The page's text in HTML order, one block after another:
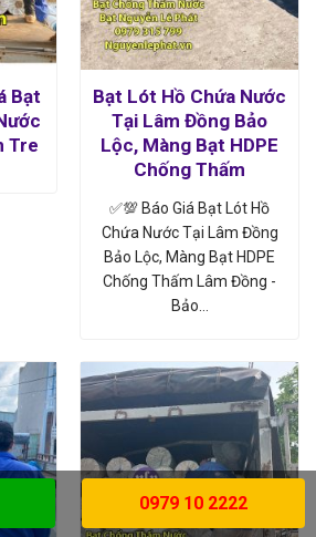
Bạt
Tre
Bạt Lót Hồ Chứa Nước
Tại Lâm Đồng Bảo
Lộc, Màng Bạt HDPE
Chống Thấm
✅💯 Báo Giá Bạt Lót Hồ
Chứa Nước Tại Lâm Đồng
Bảo Lộc, Màng Bạt HDPE
Chống Thấm Lâm Đồng -
Bảo…
0979 10 2222